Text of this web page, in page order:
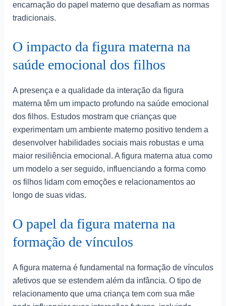
encarnação do papel materno que desafiam as normas
tradicionais.
O impacto da figura materna na
saúde emocional dos filhos
A presença e a qualidade da interação da figura
materna têm um impacto profundo na saúde emocional
dos filhos. Estudos mostram que crianças que
experimentam um ambiente materno positivo tendem a
desenvolver habilidades sociais mais robustas e uma
maior resiliência emocional. A figura materna atua como
um modelo a ser seguido, influenciando a forma como
os filhos lidam com emoções e relacionamentos ao
longo de suas vidas.
O papel da figura materna na
formação de vínculos
A figura materna é fundamental na formação de vínculos
afetivos que se estendem além da infância. O tipo de
relacionamento que uma criança tem com sua mãe